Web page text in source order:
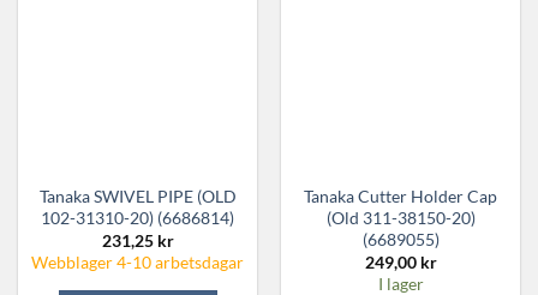
Tanaka SWIVEL PIPE (OLD
102-31310-20) (6686814)
231,25 kr
Webblager 4-10 arbetsdagar
Tanaka Cutter Holder Cap
(Old 311-38150-20)
(6689055)
249,00 kr
I lager